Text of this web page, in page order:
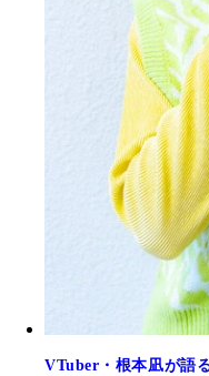
VTuber・根本凪が語